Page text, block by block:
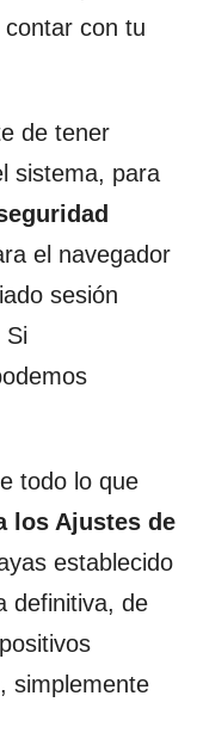
con tu
de tener
sistema, para
el navegador
sesión
Si
todo lo que
los Ajustes de
establecido
definitiva, de
simplemente